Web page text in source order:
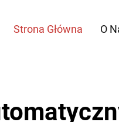
Strona Główna O